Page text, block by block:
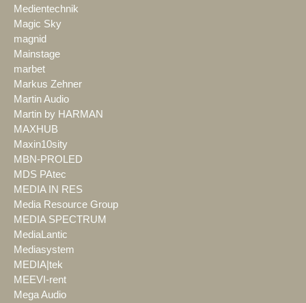
Medientechnik
Magic Sky
magnid
Mainstage
marbet
Markus Zehner
Martin Audio
Martin by HARMAN
MAXHUB
Maxin10sity
MBN-PROLED
MDS PAtec
MEDIA IN RES
Media Resource Group
MEDIA SPECTRUM
MediaLantic
Mediasystem
MEDIA|tek
MEEVI-rent
Mega Audio